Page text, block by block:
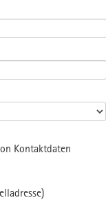
Kontaktdaten